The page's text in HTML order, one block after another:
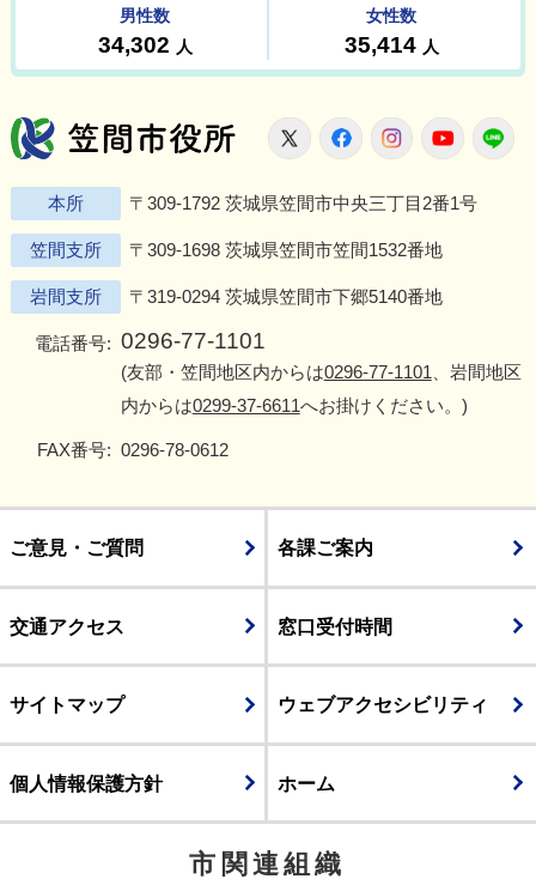
笠間市役所
X FacebookInstagram
本所 〒309-1792 茨城県笠間市中央三丁目2番1号
笠間支所 〒309-1698 茨城県笠間市笠間1532番地
岩間支所 〒319-0294 茨城県笠間市下郷5140番地
電話番号: 0296-77-1101
(友部・笠間地区内からは0296-77-1101、岩間地区
内からは0299-37-6611へお掛けください。)
FAX番号: 0296-78-0612
ご意見・ご質問 各課ご案内
交通アクセス 窓口受付時間
サイトマップ ウェブアクセシビリティ
個人情報保護方針 ホーム
市関連組織